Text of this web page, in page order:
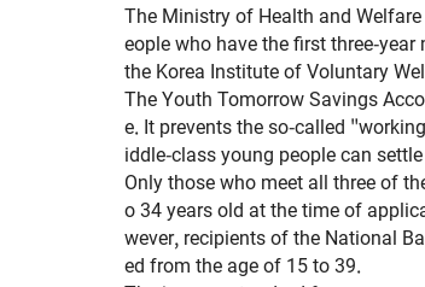
The Ministry of Health and
eople who have the first three-
the Korea Institute of Voluntary
The Youth Tomorrow Savings
e. It prevents the so-called
iddle-class young people can
Only those who meet all three of
o 34 years old at the time of
wever, recipients of the National
ed from the age of 15 to 39.